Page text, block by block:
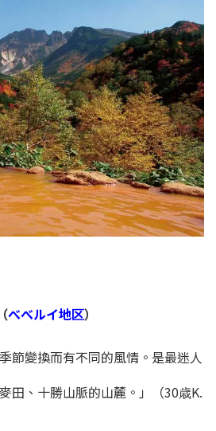
べべルイ地区）
節變換而有不同的風情。是最迷人
田、十勝山脈的山麓。」（30歳K.